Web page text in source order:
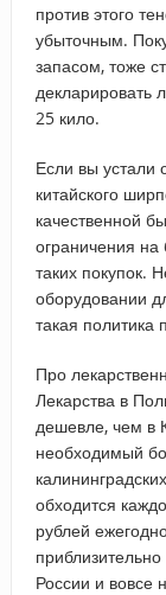
против этого
убыточным.
запасом, тоже
декларировать
25 кило.
Если вы устали
китайского
качественной
ограничения
таких покупок.
оборудовании
такая политика
Про
Лекарства в
дешевле, чем в
необходимый
обходится
рублей
России и вовсе